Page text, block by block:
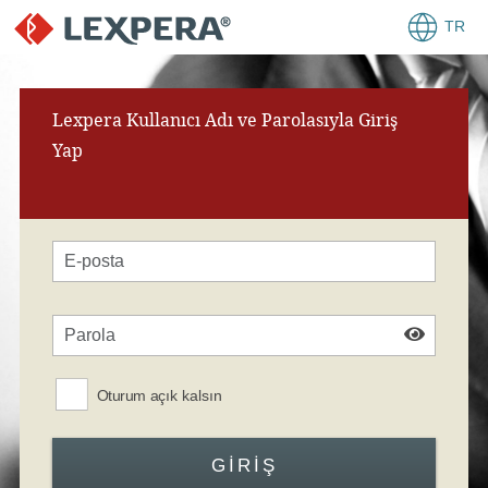
TR
Lexpera Kullanıcı Adı ve Parolasıyla Giriş
Yap
Oturum açık kalsın
GIRIŞ